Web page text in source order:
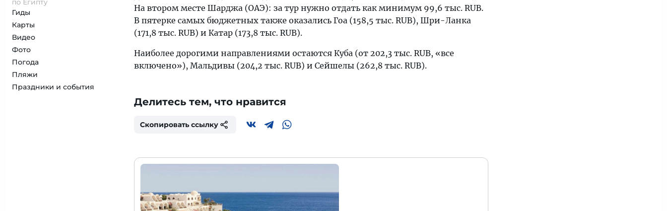
по Египту
Гиды
Карты
Видео
Фото
Погода
Пляжи
Праздники и события
На втором месте Шарджа (ОАЭ): за тур нужно отдать как минимум 99,6 тыс. RUB.
В пятерке самых бюджетных также оказались Гоа (158,5 тыс. RUB), Шри-Ланка
(171,8 тыс. RUB) и Катар (173,8 тыс. RUB).
Наиболее дорогими направлениями остаются Куба (от 202,3 тыс. RUB, «все
включено»), Мальдивы (204,2 тыс. RUB) и Сейшелы (262,8 тыс. RUB).
Делитесь тем, что нравится
Скопировать ссылку